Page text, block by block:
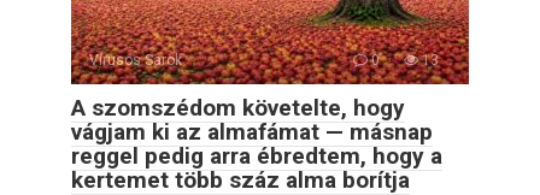
Vírusos Sarok 0 13
A szomszédom követelte, hogy
vágjam ki az almafámat — másnap
reggel pedig arra ébredtem, hogy a
kertemet több száz alma borítja